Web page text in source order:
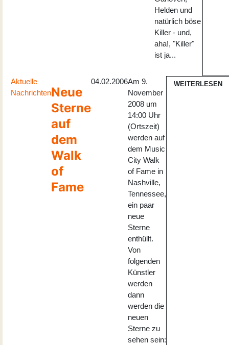
Helden und
natürlich böse
Killer - und,
aha!, "Killer"
ist ja...
Aktuelle
NachrichtenNeue
Sterne
auf
dem
Walk
of
Fame
04.02.2006Am 9.
November
2008 um
14:00 Uhr
(Ortszeit)
werden auf
dem Music
City Walk
of Fame in
Nashville,
Tennessee,
ein paar
neue
Sterne
enthüllt.
Von
folgenden
Künstler
werden
dann
werden die
neuen
Sterne zu
sehen sein:
WEITERLESEN